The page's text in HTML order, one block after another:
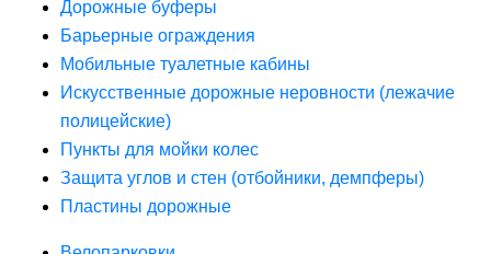
Дорожные буферы
Барьерные ограждения
Мобильные туалетные кабины
Искусственные дорожные неровности (лежачие
полицейские)
Пункты для мойки колес
Защита углов и стен (отбойники, демпферы)
Пластины дорожные